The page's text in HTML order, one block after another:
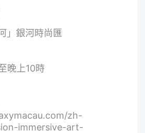
」銀河時尚匯
晚上10時
zh-
immersive-art-